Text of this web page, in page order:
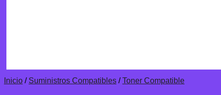
Inicio / Suministros Compatibles / Toner Compatible